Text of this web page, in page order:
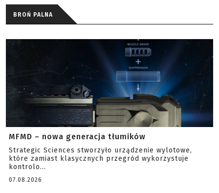
BROŃ PALNA
MFMD – nowa generacja tłumików
Strategic Sciences stworzyło urządzenie wylotowe,
które zamiast klasycznych przegród wykorzystuje
kontrolo...
07.08.2026